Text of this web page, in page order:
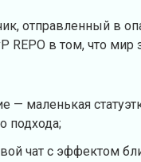
отправленный в
REPO в том, что
— маленькая
подхода;
чат с эффектом